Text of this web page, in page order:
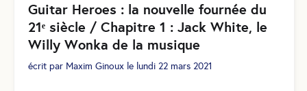
Guitar Heroes : la nouvelle fournée du
21ᵉ siècle / Chapitre 1 : Jack White, le
Willy Wonka de la musique
écrit par Maxim Ginoux le lundi 22 mars 2021